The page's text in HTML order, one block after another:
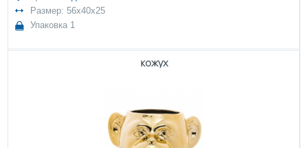
Размер: 56x40x25
Упаковка 1
кожух